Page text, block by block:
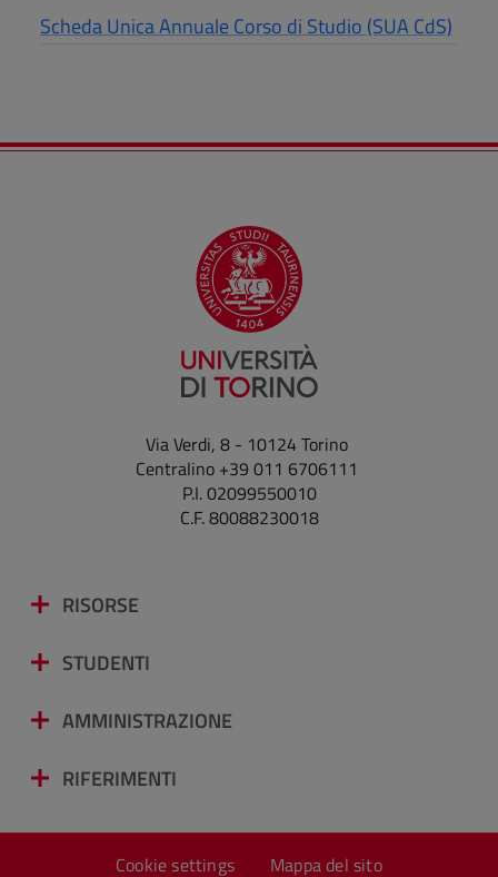
Scheda Unica Annuale Corso di Studio (SUA CdS)
Via Verdi, 8 - 10124 Torino
Centralino +39 011 6706111
P.I. 02099550010
C.F. 80088230018
RISORSE
STUDENTI
AMMINISTRAZIONE
RIFERIMENTI
Cookie settings Mappa del sito